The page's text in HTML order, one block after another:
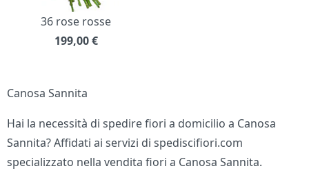
36 rose rosse
199,00 €
Canosa Sannita
Hai la necessità di spedire fiori a domicilio a Canosa
Sannita? Affidati ai servizi di spediscifiori.com
specializzato nella vendita fiori a Canosa Sannita.